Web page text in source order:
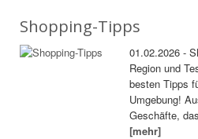
Shopping-Tipps
01.02.2026 -
Region und
besten Tipps
Umgebung!
Geschäfte,
[mehr]